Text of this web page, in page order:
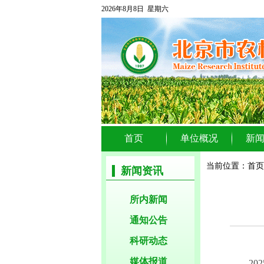
2026年8月8日 星期六
首页 单位概况 新
新闻资讯
所内新闻
通知公告
科研动态
媒体报道
当前位置： 首页